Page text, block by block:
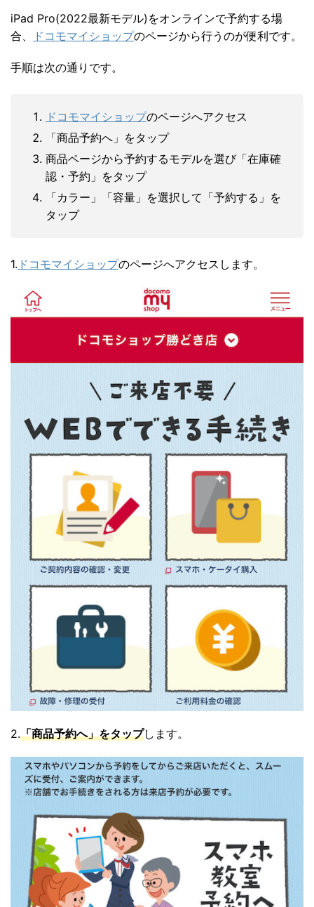
iPad Pro(2022最新モデル)をオンラインで予約する場
合、
ドコモマイショップのページから行うのが便利です。
手順は次の通りです。
ドコモマイショップのページへアクセス
「商品予約へ」をタップ
商品ページから予約するモデルを選び「在庫確
認・予約」をタップ
「カラー」「容量」を選択して「予約する」を
タップ
1. ドコモマイショップのページへアクセスします。
2.「商品予約へ」をタップします。